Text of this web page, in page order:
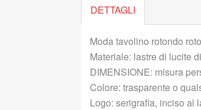
DETTAGLI
Moda tavolino rotondo
Materiale: lastre di lucite
DIMENSIONE: misura
Colore: trasparente o
Logo: serigrafia, inciso al